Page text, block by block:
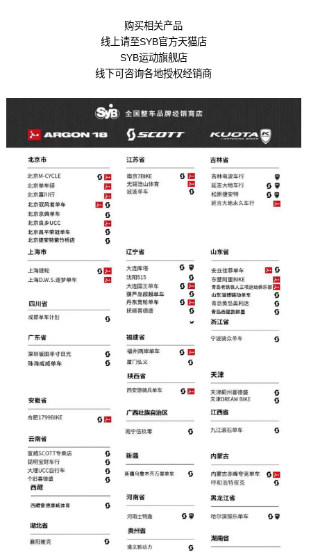
购买相关产品
线上请至SYB官方天猫店
SYB运动旗舰店
线下可咨询各地授权经销商